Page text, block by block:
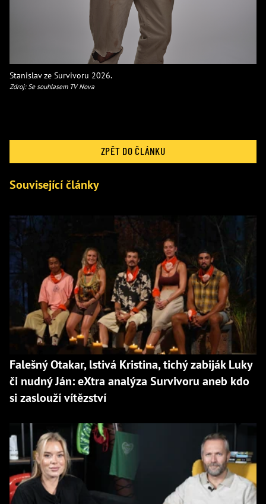
Stanislav ze Survivoru 2026.
Zdroj: Se souhlasem TV Nova
ZPĚT DO ČLÁNKU
Související články
Falešný Otakar, lstivá Kristina, tichý zabiják Luky
či nudný Ján: eXtra analýza Survivoru aneb kdo
si zaslouží vítězství